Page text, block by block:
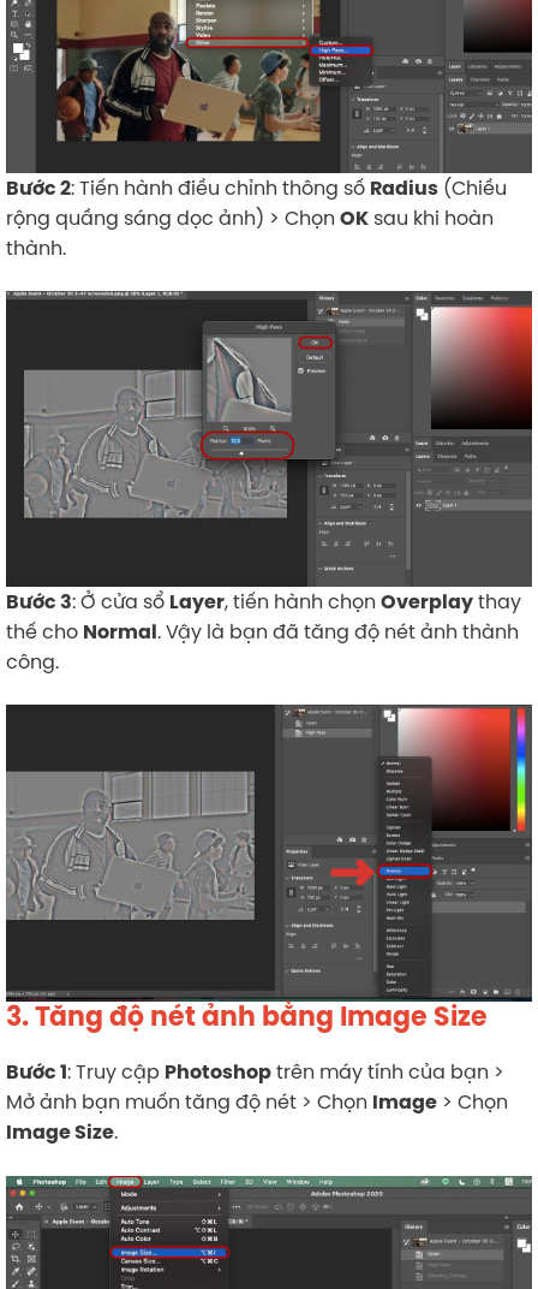
Bước 2: Tiến hành điều chỉnh thông số Radius (Chiều
rộng quầng sáng dọc ảnh) > Chọn OK sau khi hoàn
thành.
Bước 3: Ở cửa sổ Layer, tiến hành chọn Overplaythay
thế cho Normal. Vậy là bạn đã tăng độ nét ảnh thành
công.
3. Tăng độ nét ảnh bằng Image Size
Bước 1: Truy cập Photoshoptrên máy tính của bạn >
Mở ảnh bạn muốn tăng độ nét > Chọn Image > Chọn
Image Size.